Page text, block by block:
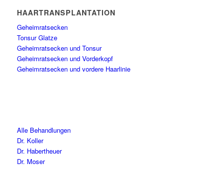
HAARTRANSPLANTATION
Geheimratsecken
Tonsur Glatze
Geheimratsecken und Tonsur
Geheimratsecken und Vorderkopf
Geheimratsecken und vordere Haarlinie
Alle Behandlungen
Dr. Koller
Dr. Habertheuer
Dr. Moser